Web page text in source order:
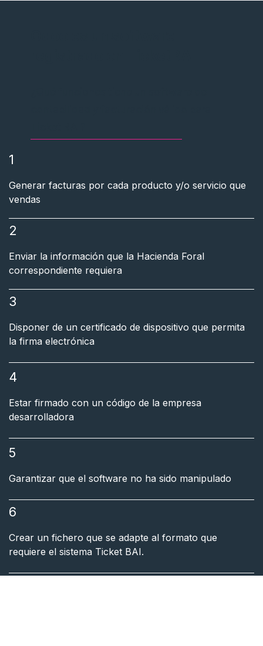
2
Enviar la información que la Hacienda Foral
correspondiente requiera
1
Generar facturas por cada producto y/o servicio que
vendas
3
Disponer de un certificado de dispositivo que permita
la firma electrónica
4
Estar firmado con un código de la empresa
desarrolladora
5
Garantizar que el software no ha sido manipulado
6
Crear un fichero que se adapte al formato que
requiere el sistema Ticket BAI.